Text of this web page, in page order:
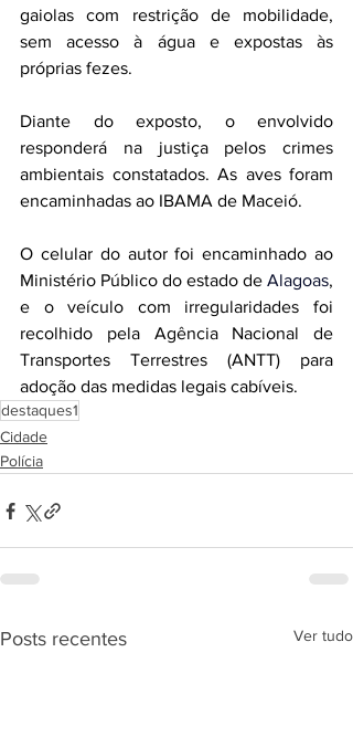
gaiolas com restrição de mobilidade,
sem acesso à água e expostas às
próprias fezes.
Diante do exposto, o envolvido
responderá na justiça pelos crimes
ambientais constatados. As aves foram
encaminhadas ao IBAMA de Maceió.
O celular do autor foi encaminhado ao
Ministério Público do estado de Alagoas,
e o veículo com irregularidades foi
recolhido pela Agência Nacional de
Transportes Terrestres (ANTT) para
adoção das medidas legais cabíveis.
destaques1
Cidade
Polícia
Posts recentes Ver tudo